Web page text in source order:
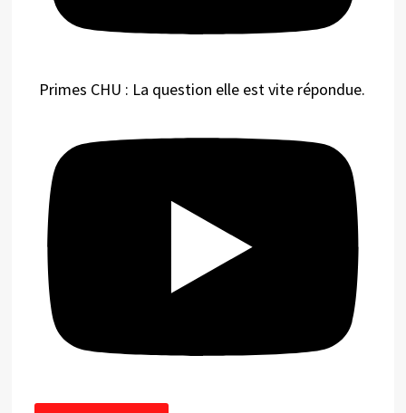
Primes CHU : La question elle est vite répondue.